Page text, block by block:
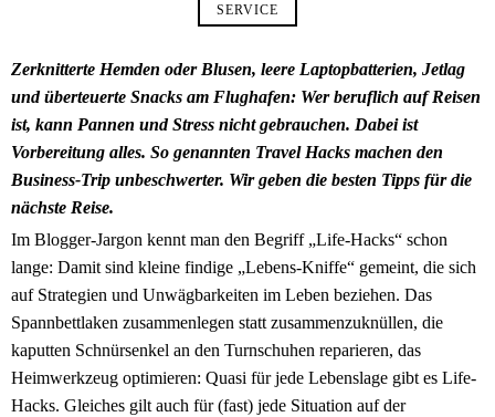
SERVICE
Zerknitterte Hemden oder Blusen, leere Laptopbatterien, Jetlag
und überteuerte Snacks am Flughafen: Wer beruflich auf Reisen
ist, kann Pannen und Stress nicht gebrauchen. Dabei ist
Vorbereitung alles. So genannten Travel Hacks machen den
Business-Trip unbeschwerter. Wir geben die besten Tipps für die
nächste Reise.
Im Blogger-Jargon kennt man den Begriff „Life-Hacks“ schon
lange: Damit sind kleine findige „Lebens-Kniffe“ gemeint, die sich
auf Strategien und Unwägbarkeiten im Leben beziehen. Das
Spannbettlaken zusammenlegen statt zusammenzuknüllen, die
kaputten Schnürsenkel an den Turnschuhen reparieren, das
Heimwerkzeug optimieren: Quasi für jede Lebenslage gibt es Life-
Hacks. Gleiches gilt auch für (fast) jede Situation auf der